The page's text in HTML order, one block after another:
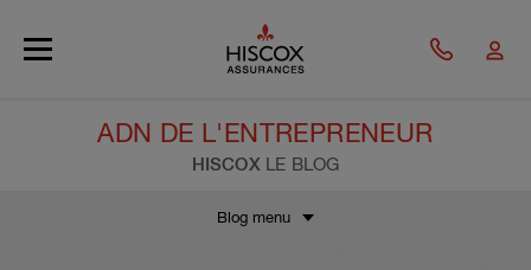
ADN DE L'ENTREPRENEUR
HISCOX LE BLOG
Blog menu